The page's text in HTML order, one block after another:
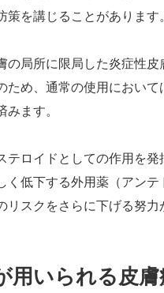
策を講じることがあります
の局所に限局した炎症性
ため、通常の使用におい
ます。
テロイドとしての作用を
く低下する外用薬（アン
リスクをさらに下げる努
用いられる皮